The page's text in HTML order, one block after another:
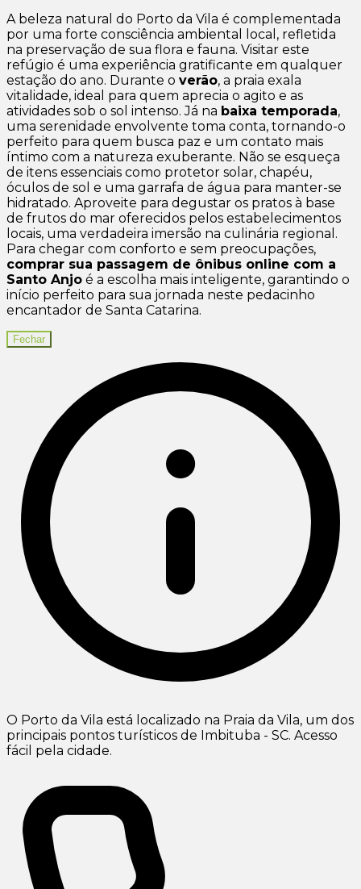
A beleza natural do Porto da Vila é complementada
por uma forte consciência ambiental local, refletida
na preservação de sua flora e fauna. Visitar este
refúgio é uma experiência gratificante em qualquer
estação do ano. Durante o verão, a praia exala
vitalidade, ideal para quem aprecia o agito e as
atividades sob o sol intenso. Já na baixa temporada,
uma serenidade envolvente toma conta, tornando-o
perfeito para quem busca paz e um contato mais
íntimo com a natureza exuberante. Não se esqueça
de itens essenciais como protetor solar, chapéu,
óculos de sol e uma garrafa de água para manter-se
hidratado. Aproveite para degustar os pratos à base
de frutos do mar oferecidos pelos estabelecimentos
locais, uma verdadeira imersão na culinária regional.
Para chegar com conforto e sem preocupações,
comprar sua passagem de ônibus online com a
Santo Anjo é a escolha mais inteligente, garantindo o
início perfeito para sua jornada neste pedacinho
encantador de Santa Catarina.
Fechar
O Porto da Vila está localizado na Praia da Vila, um dos
principais pontos turísticos de Imbituba - SC. Acesso
fácil pela cidade.